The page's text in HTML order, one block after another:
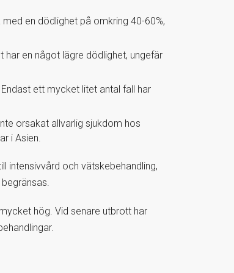
en dödlighet på omkring 40-60%,
en något lägre dödlighet, ungefär
ett mycket litet antal fall har
orsakat allvarlig sjukdom hos
i Asien.
intensivvård och vätskebehandling,
hög. Vid senare utbrott har